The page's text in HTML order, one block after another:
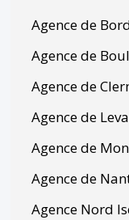
Agence de
Agence de
Agence de
Agence de
Agence de
Agence de
Agence Nord